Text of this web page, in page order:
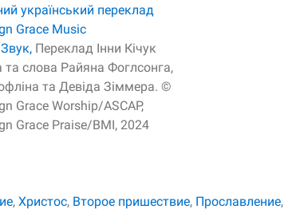
український переклад
Grace Music
Переклад Інни Кічук
та слова Райяна Фоглсонга,
та Девіда Зіммера. ©
Grace Worship/ASCAP,
Grace Praise/BMI, 2024
, Христос, Второе пришествие, Прославление,